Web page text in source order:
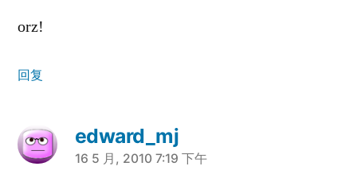
orz!
回复
edward_mj
说：
16 5 月, 2010 7:19 下午